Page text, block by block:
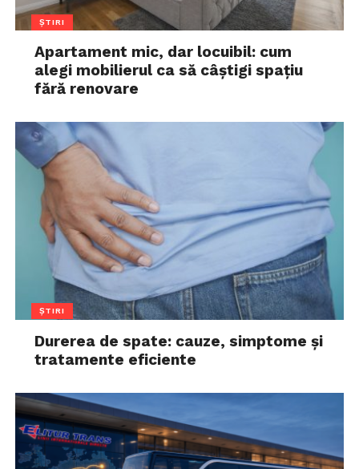
ȘTIRI
Apartament mic, dar locuibil: cum
alegi mobilierul ca să câștigi spațiu
fără renovare
ȘTIRI
Durerea de spate: cauze, simptome și
tratamente eficiente